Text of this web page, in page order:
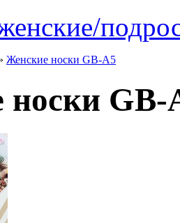
Женские носки GB-A5
GB-